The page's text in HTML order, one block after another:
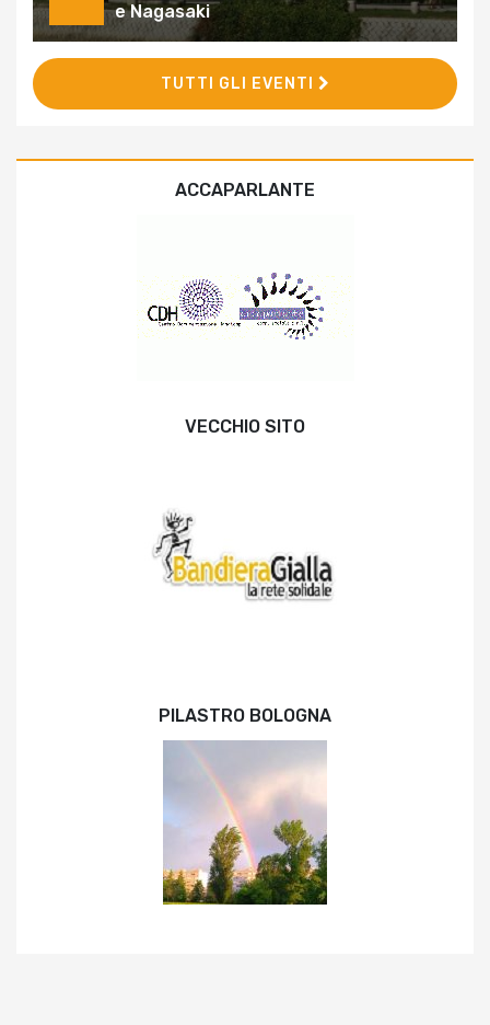
e Nagasaki
TUTTI GLI EVENTI
ACCAPARLANTE
VECCHIO SITO
PILASTRO BOLOGNA